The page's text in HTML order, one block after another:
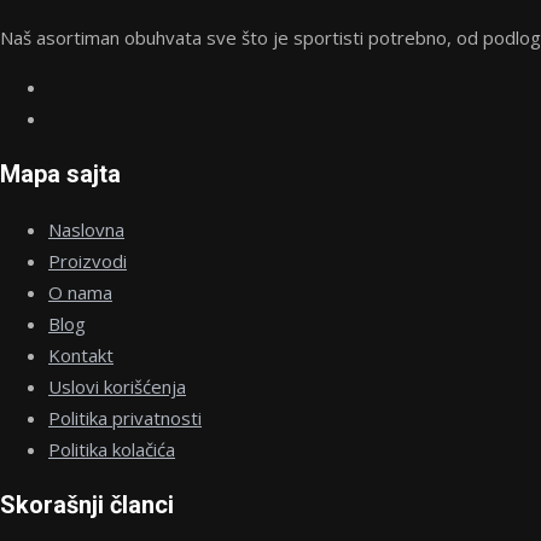
izabrane
Naš asortiman obuhvata sve što je sportisti potrebno, od
Mapa sajta
Naslovna
Proizvodi
O nama
Blog
Kontakt
Uslovi korišćenja
Politika privatnosti
Politika kolačića
Skorašnji članci